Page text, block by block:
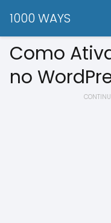
1000 WAYS
Como
no